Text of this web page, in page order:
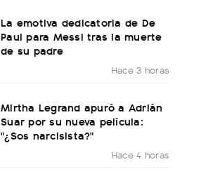
La emotiva dedicatoria de De
Paul para Messi tras la muerte
de su padre
Hace 3 horas
Mirtha Legrand apuró a Adrián
Suar por su nueva película:
"¿Sos narcisista?"
Hace 4 horas